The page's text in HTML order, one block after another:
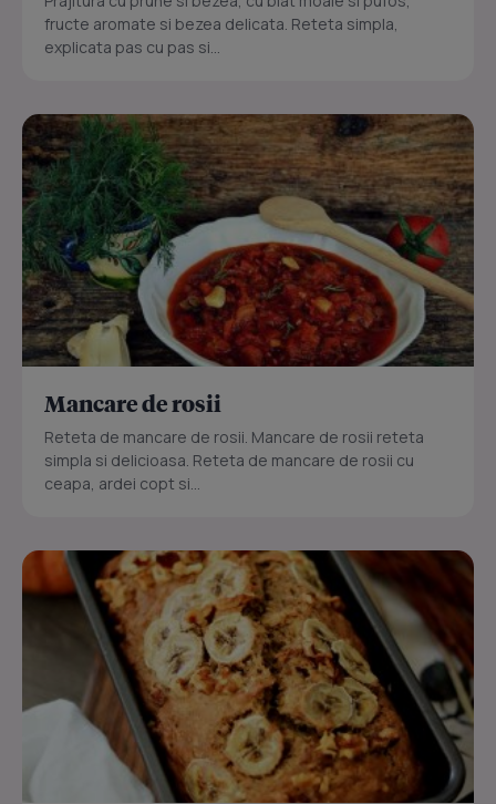
fructe aromate si bezea delicata. Reteta simpla,
explicata pas cu pas si...
Mancare de rosii
Reteta de mancare de rosii. Mancare de rosii reteta
simpla si delicioasa. Reteta de mancare de rosii cu
ceapa, ardei copt si...